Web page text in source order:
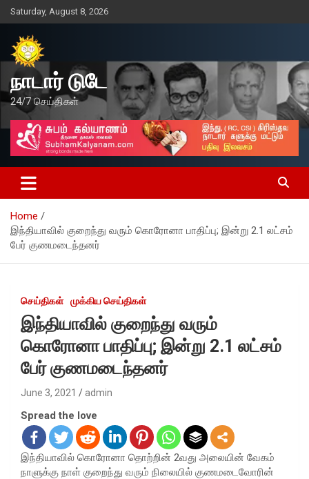
Skip
to
content
Saturday, August 8, 2026
நாடார் டுடே
24/7 செய்திகள்
Home
இந்தியாவில் குறைந்து வரும் கொரோனா பாதிப்பு; இன்று 2.1 லட்சம்
பேர் குணமடைந்தனர்
செய்திகள் முக்கிய செய்திகள்
இந்தியாவில் குறைந்து வரும்
கொரோனா பாதிப்பு; இன்று 2.1 லட்சம்
பேர் குணமடைந்தனர்
June 3, 2021 admin
Spread the love
இந்தியாவில் கொரோனா தொற்றின் 2வது அலையின் வேகம்
நாளுக்கு நாள் குறைந்து வரும் நிலையில் குணமடைவோரின்